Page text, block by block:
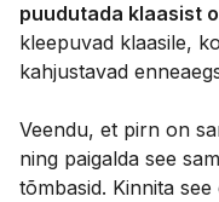
puudutada klaasist
kleepuvad klaasile,
kahjustavad
Veendu, et pirn on
ning paigalda see
tõmbasid. Kinnita